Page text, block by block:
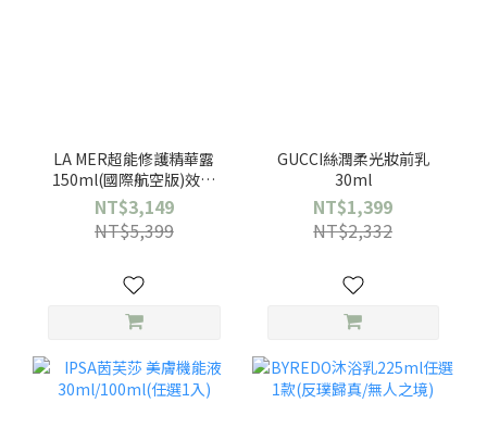
LA MER超能修護精華露
150ml(國際航空版)效期
2027/05
NT$3,149
NT$5,399
GUCCI絲潤柔光妝前乳
30ml
NT$1,399
NT$2,332